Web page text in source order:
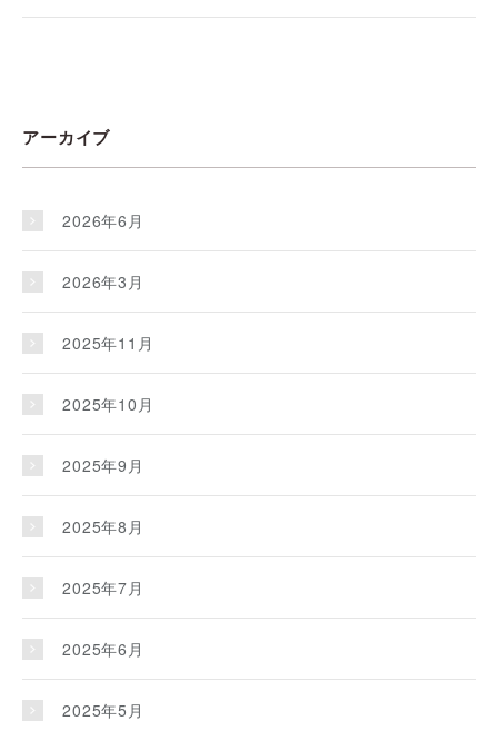
アーカイブ
2026年6月
2026年3月
2025年11月
2025年10月
2025年9月
2025年8月
2025年7月
2025年6月
2025年5月